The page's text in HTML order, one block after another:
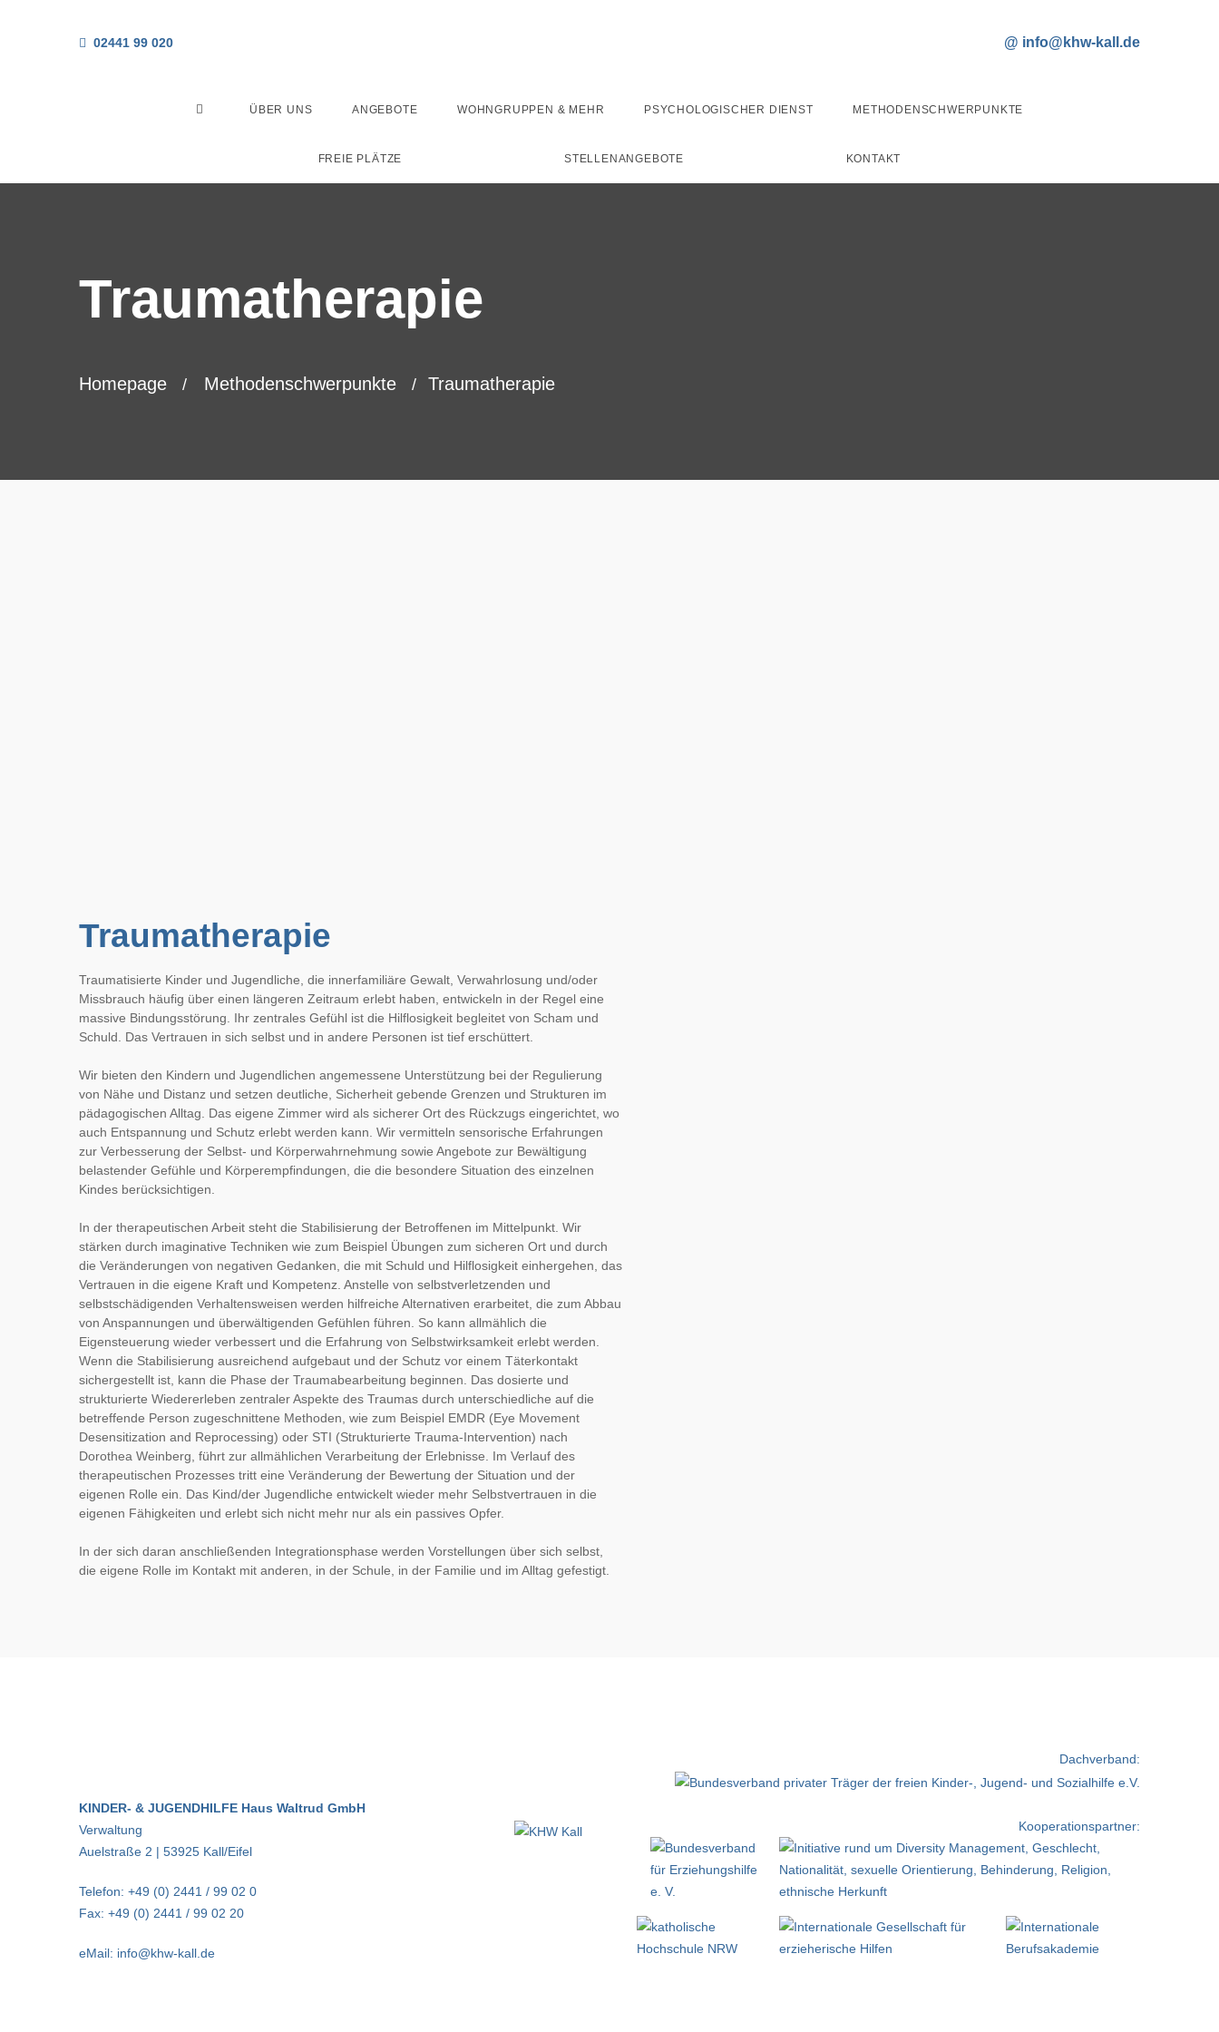
02441 99 020
ÜBER UNS ANGEBOTE WOHNGRUPPEN & MEHR PSYCHOLOGISCHER DIENST METHODENSCHWERPUNKTE
FREIE PLÄTZE STELLENANGEBOTE KONTAKT
Traumatherapie
Homepage Methodenschwerpunkte Traumatherapie
Traumatherapie
Traumatisierte Kinder und Jugendliche, die innerfamiliäre Gewalt, Verwahrlosung und/oder
Missbrauch häufig über einen längeren Zeitraum erlebt haben, entwickeln in der Regel eine
massive Bindungsstörung. Ihr zentrales Gefühl ist die Hilflosigkeit begleitet von Scham und
Schuld. Das Vertrauen in sich selbst und in andere Personen ist tief erschüttert.
Wir bieten den Kindern und Jugendlichen angemessene Unterstützung bei der Regulierung
von Nähe und Distanz und setzen deutliche, Sicherheit gebende Grenzen und Strukturen im
pädagogischen Alltag. Das eigene Zimmer wird als sicherer Ort des Rückzugs eingerichtet, wo
auch Entspannung und Schutz erlebt werden kann. Wir vermitteln sensorische Erfahrungen
zur Verbesserung der Selbst- und Körperwahrnehmung sowie Angebote zur Bewältigung
belastender Gefühle und Körperempfindungen, die die besondere Situation des einzelnen
Kindes berücksichtigen.
In der therapeutischen Arbeit steht die Stabilisierung der Betroffenen im Mittelpunkt. Wir
stärken durch imaginative Techniken wie zum Beispiel Übungen zum sicheren Ort und durch
die Veränderungen von negativen Gedanken, die mit Schuld und Hilflosigkeit einhergehen, das
Vertrauen in die eigene Kraft und Kompetenz. Anstelle von selbstverletzenden und
selbstschädigenden Verhaltensweisen werden hilfreiche Alternativen erarbeitet, die zum Abbau
von Anspannungen und überwältigenden Gefühlen führen. So kann allmählich die
Eigensteuerung wieder verbessert und die Erfahrung von Selbstwirksamkeit erlebt werden.
Wenn die Stabilisierung ausreichend aufgebaut und der Schutz vor einem Täterkontakt
sichergestellt ist, kann die Phase der Traumabearbeitung beginnen. Das dosierte und
strukturierte Wiedererleben zentraler Aspekte des Traumas durch unterschiedliche auf die
betreffende Person zugeschnittene Methoden, wie zum Beispiel EMDR (Eye Movement
Desensitization and Reprocessing) oder STI (Strukturierte Trauma-Intervention) nach
Dorothea Weinberg, führt zur allmählichen Verarbeitung der Erlebnisse. Im Verlauf des
therapeutischen Prozesses tritt eine Veränderung der Bewertung der Situation und der
eigenen Rolle ein. Das Kind/der Jugendliche entwickelt wieder mehr Selbstvertrauen in die
eigenen Fähigkeiten und erlebt sich nicht mehr nur als ein passives Opfer.
In der sich daran anschließenden Integrationsphase werden Vorstellungen über sich selbst,
die eigene Rolle im Kontakt mit anderen, in der Schule, in der Familie und im Alltag gefestigt.
KINDER- & JUGENDHILFE Haus Waltrud GmbH
Verwaltung
Auelstraße 2 | 53925 Kall/Eifel
Telefon: +49 (0) 2441 / 99 02 0
Fax: +49 (0) 2441 / 99 02 20
eMail: info@khw-kall.de
Dachverband:
Kooperationspartner: